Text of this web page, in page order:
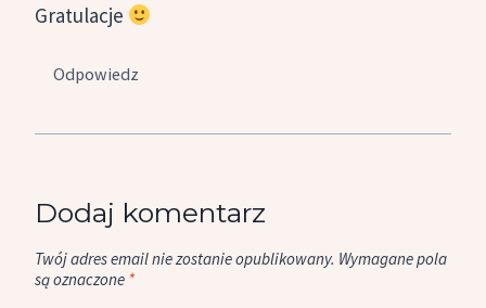
Gratulacje
Odpowiedz
Dodaj komentarz
Twój adres email nie zostanie opublikowany. Wymagane pola
są oznaczone *